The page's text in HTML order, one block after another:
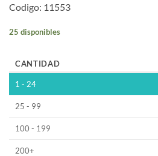
Codigo: 11553
25 disponibles
CANTIDAD
1 - 24
25 - 99
100 - 199
200+